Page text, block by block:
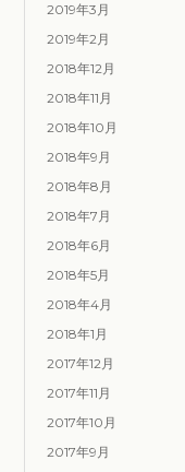
2019年3月
2019年2月
2018年12月
2018年11月
2018年10月
2018年9月
2018年8月
2018年7月
2018年6月
2018年5月
2018年4月
2018年1月
2017年12月
2017年11月
2017年10月
2017年9月